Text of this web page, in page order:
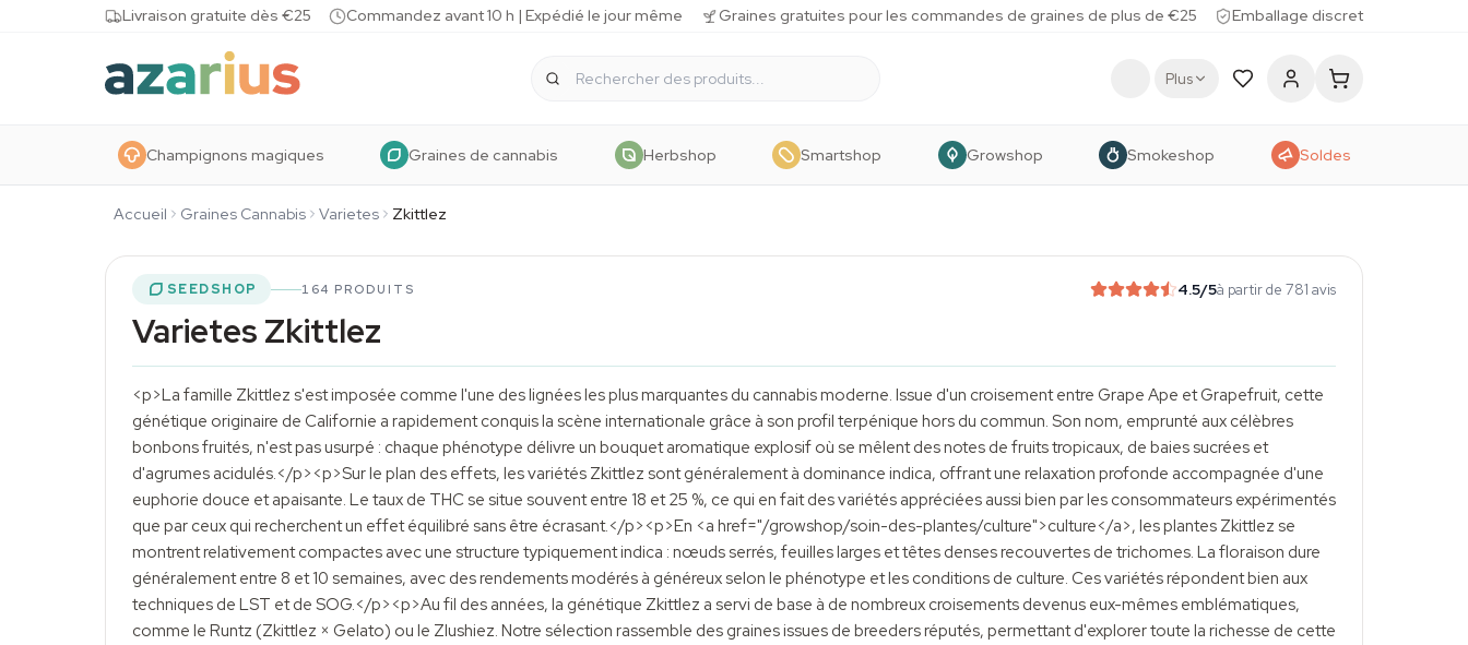
Skip to contentLivraison gratuite dès €25 Commandez avant 10 h | Expédié le jour même Graines gratuites pour les commandes de graines de plus de €25 Emballage discret
Plus
Champignons magiques Graines de cannabis Herbshop Smartshop Growshop Smokeshop Soldes
Accueil Graines Cannabis Varietes Zkittlez
SEEDSHOP 164 PRODUITS 4.5/5à partir de 781 avis
Varietes Zkittlez
<p>La famille Zkittlez s'est imposée comme l'une des lignées les plus marquantes du cannabis moderne. Issue d'un croisement entre Grape Ape et Grapefruit, cette
génétique originaire de Californie a rapidement conquis la scène internationale grâce à son profil terpénique hors du commun. Son nom, emprunté aux célèbres
bonbons fruités, n'est pas usurpé : chaque phénotype délivre un bouquet aromatique explosif où se mêlent des notes de fruits tropicaux, de baies sucrées et
d'agrumes acidulés.</p><p>Sur le plan des effets, les variétés Zkittlez sont généralement à dominance indica, offrant une relaxation profonde accompagnée d'une
euphorie douce et apaisante. Le taux de THC se situe souvent entre 18 et 25 %, ce qui en fait des variétés appréciées aussi bien par les consommateurs expérimentés
que par ceux qui recherchent un effet équilibré sans être écrasant.</p><p>En <a href="/growshop/soin-des-plantes/culture">culture</a>, les plantes Zkittlez se
montrent relativement compactes avec une structure typiquement indica : nœuds serrés, feuilles larges et têtes denses recouvertes de trichomes. La floraison dure
généralement entre 8 et 10 semaines, avec des rendements modérés à généreux selon le phénotype et les conditions de culture. Ces variétés répondent bien aux
techniques de LST et de SOG.</p><p>Au fil des années, la génétique Zkittlez a servi de base à de nombreux croisements devenus eux-mêmes emblématiques,
comme le Runtz (Zkittlez × Gelato) ou le Zlushiez. Notre sélection rassemble des graines issues de breeders réputés, permettant d'explorer toute la richesse de cette